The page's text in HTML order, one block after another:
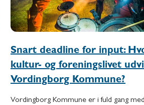
Snart deadline for input:
kultur- og foreningslivet
Vordingborg Kommune?
Vordingborg Kommune er i fuld gang